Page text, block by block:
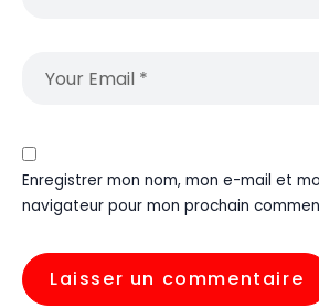
Enregistrer mon nom, mon e-mail et
navigateur pour mon prochain